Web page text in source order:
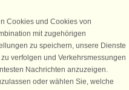
Fans an
von 25 €für Ihren nächsten
für den DanCenter Newsletter
Gewinnspiele und
Cookies und Cookies von
mit zugehörigen
zu speichern, unsere Dienste
verfolgen und Verkehrsmessungen
Nachrichten anzuzeigen.
oder wählen Sie, welche